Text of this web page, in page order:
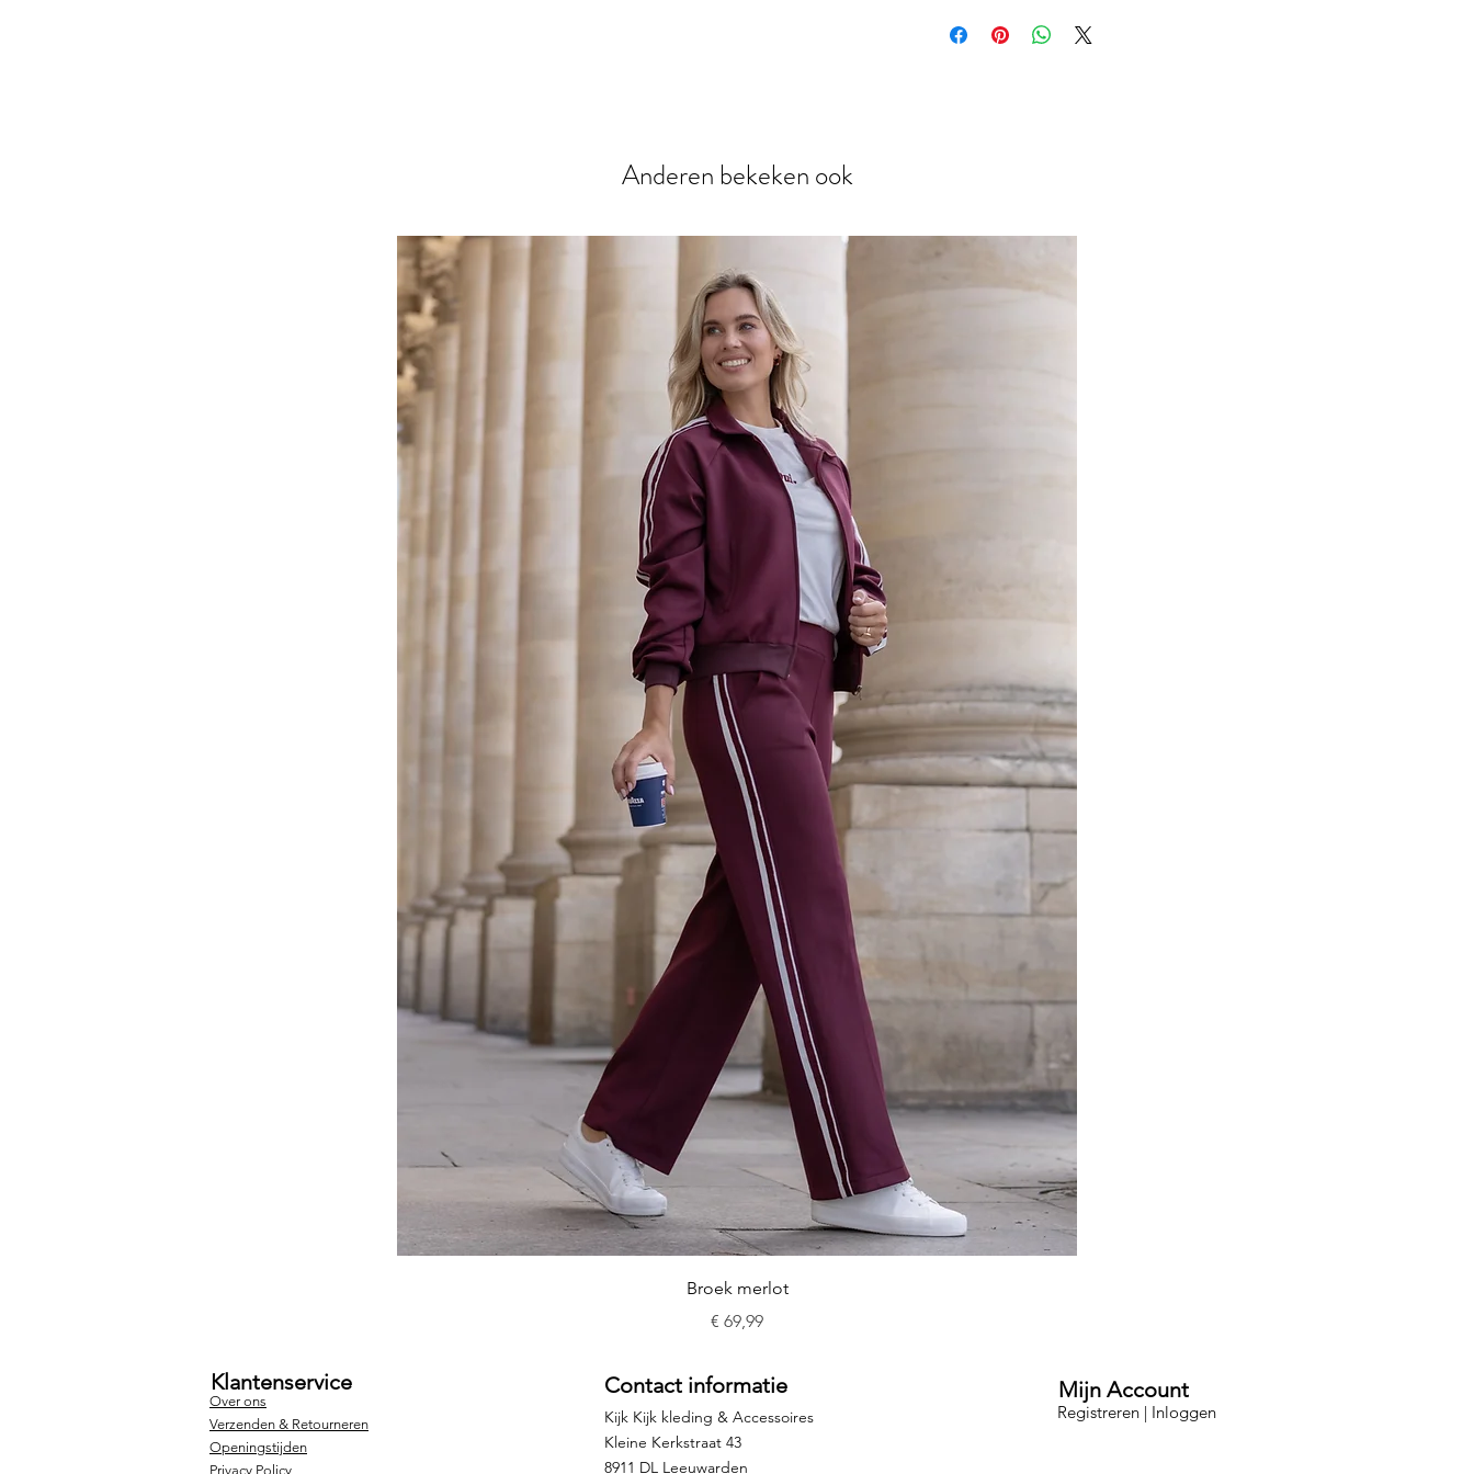
Anderen bekeken ook
Snel overzicht
Broek merlot
Prijs
€ 69,99
het strand, een feestje of met
Klantenservice
Over ons
Verzenden & Retourneren
Openingstijden
Privacy Policy
Contact informatie
Kijk Kijk kleding & Accessoires
Kleine Kerkstraat 43
8911 DL Leeuwarden
Mijn Account
Registreren | Inloggen